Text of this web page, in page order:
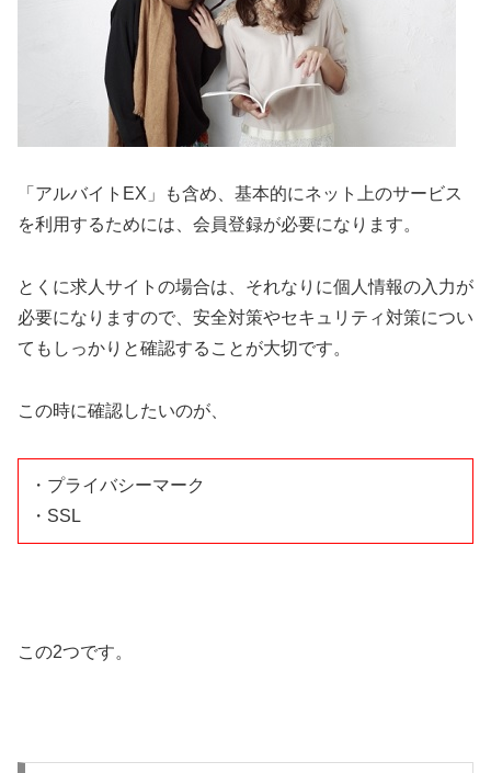
「アルバイトEX」も含め、基本的にネット上のサービス
を利用するためには、会員登録が必要になります。
とくに求人サイトの場合は、それなりに個人情報の入力が
必要になりますので、安全対策やセキュリティ対策につい
てもしっかりと確認することが大切です。
この時に確認したいのが、
・プライバシーマーク
・SSL
この2つです。